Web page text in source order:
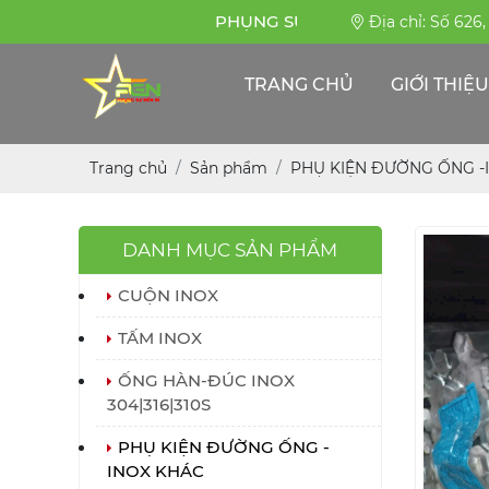
PHỤNG SỰ BỀN BỈ Địa chỉ: Số 626,
TRANG CHỦ GIỚI THIỆU
Trang chủ Sản phẩm PHỤ KIỆN ĐƯỜNG ỐNG -
DANH MỤC SẢN PHẨM
CUỘN INOX
TẤM INOX
ỐNG HÀN-ĐÚC INOX
304|316|310S
PHỤ KIỆN ĐƯỜNG ỐNG -
INOX KHÁC